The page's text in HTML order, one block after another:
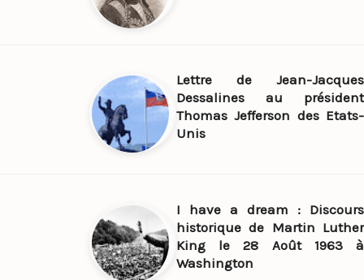
Lettre de Jean-Jacques
Dessalines au président
Thomas Jefferson des Etats-
Unis
I have a dream : Discours
historique de Martin Luther
King le 28 Août 1963 à
Washington